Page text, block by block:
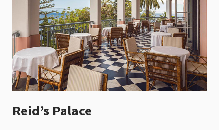
Reid’s Palace